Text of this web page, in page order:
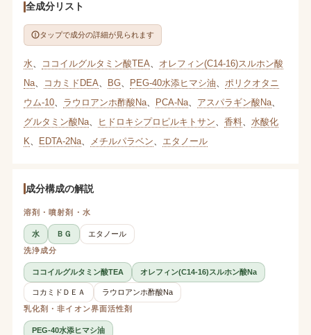
全成分リスト
タップで成分の詳細が見られます
水 ココイルグルタミン酸TEA
オレフィン(C14-16)スルホン酸
Na、 コカミドDEA BG、 PEG-40水添ヒマシ油
ポリクオタニ
ウム-10、 ラウロアンホ酢酸Na、 PCA-Na、 アスパラギン酸Na、
グルタミン酸Na、 ヒドロキシプロピルキトサン 香料、 水酸化
K
EDTA-2Na、 メチルパラベン エタノール
成分構成の解説
溶剤・噴射剤・水
水 ＢＧ
エタノール
洗浄成分
ココイルグルタミン酸TEA オレフィン(C14-16)スルホン酸Na
コカミドＤＥＡ
ラウロアンホ酢酸Na
乳化剤・非イオン界面活性剤
PEG-40水添ヒマシ油